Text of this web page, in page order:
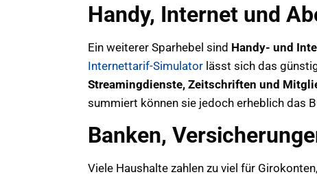
Handy, Internet und
Ein weiterer Sparhebel sind Handy- und
Internettarif-Simulator lässt sich das
Streamingdienste, Zeitschriften und
summiert können sie jedoch erheblich das
Banken,
Viele Haushalte zahlen zu viel für